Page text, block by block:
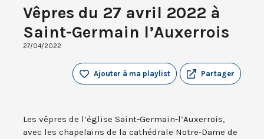
Vêpres du 27 avril 2022 à
Saint-Germain l’Auxerrois
27/04/2022
Partager
Ajouter à ma playlist
Les vêpres de l’église Saint-Germain-l’Auxerrois,
avec les chapelains de la cathédrale Notre-Dame de